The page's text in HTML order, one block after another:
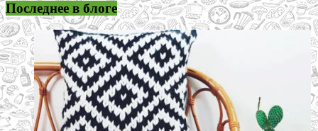
Последнее в блоге